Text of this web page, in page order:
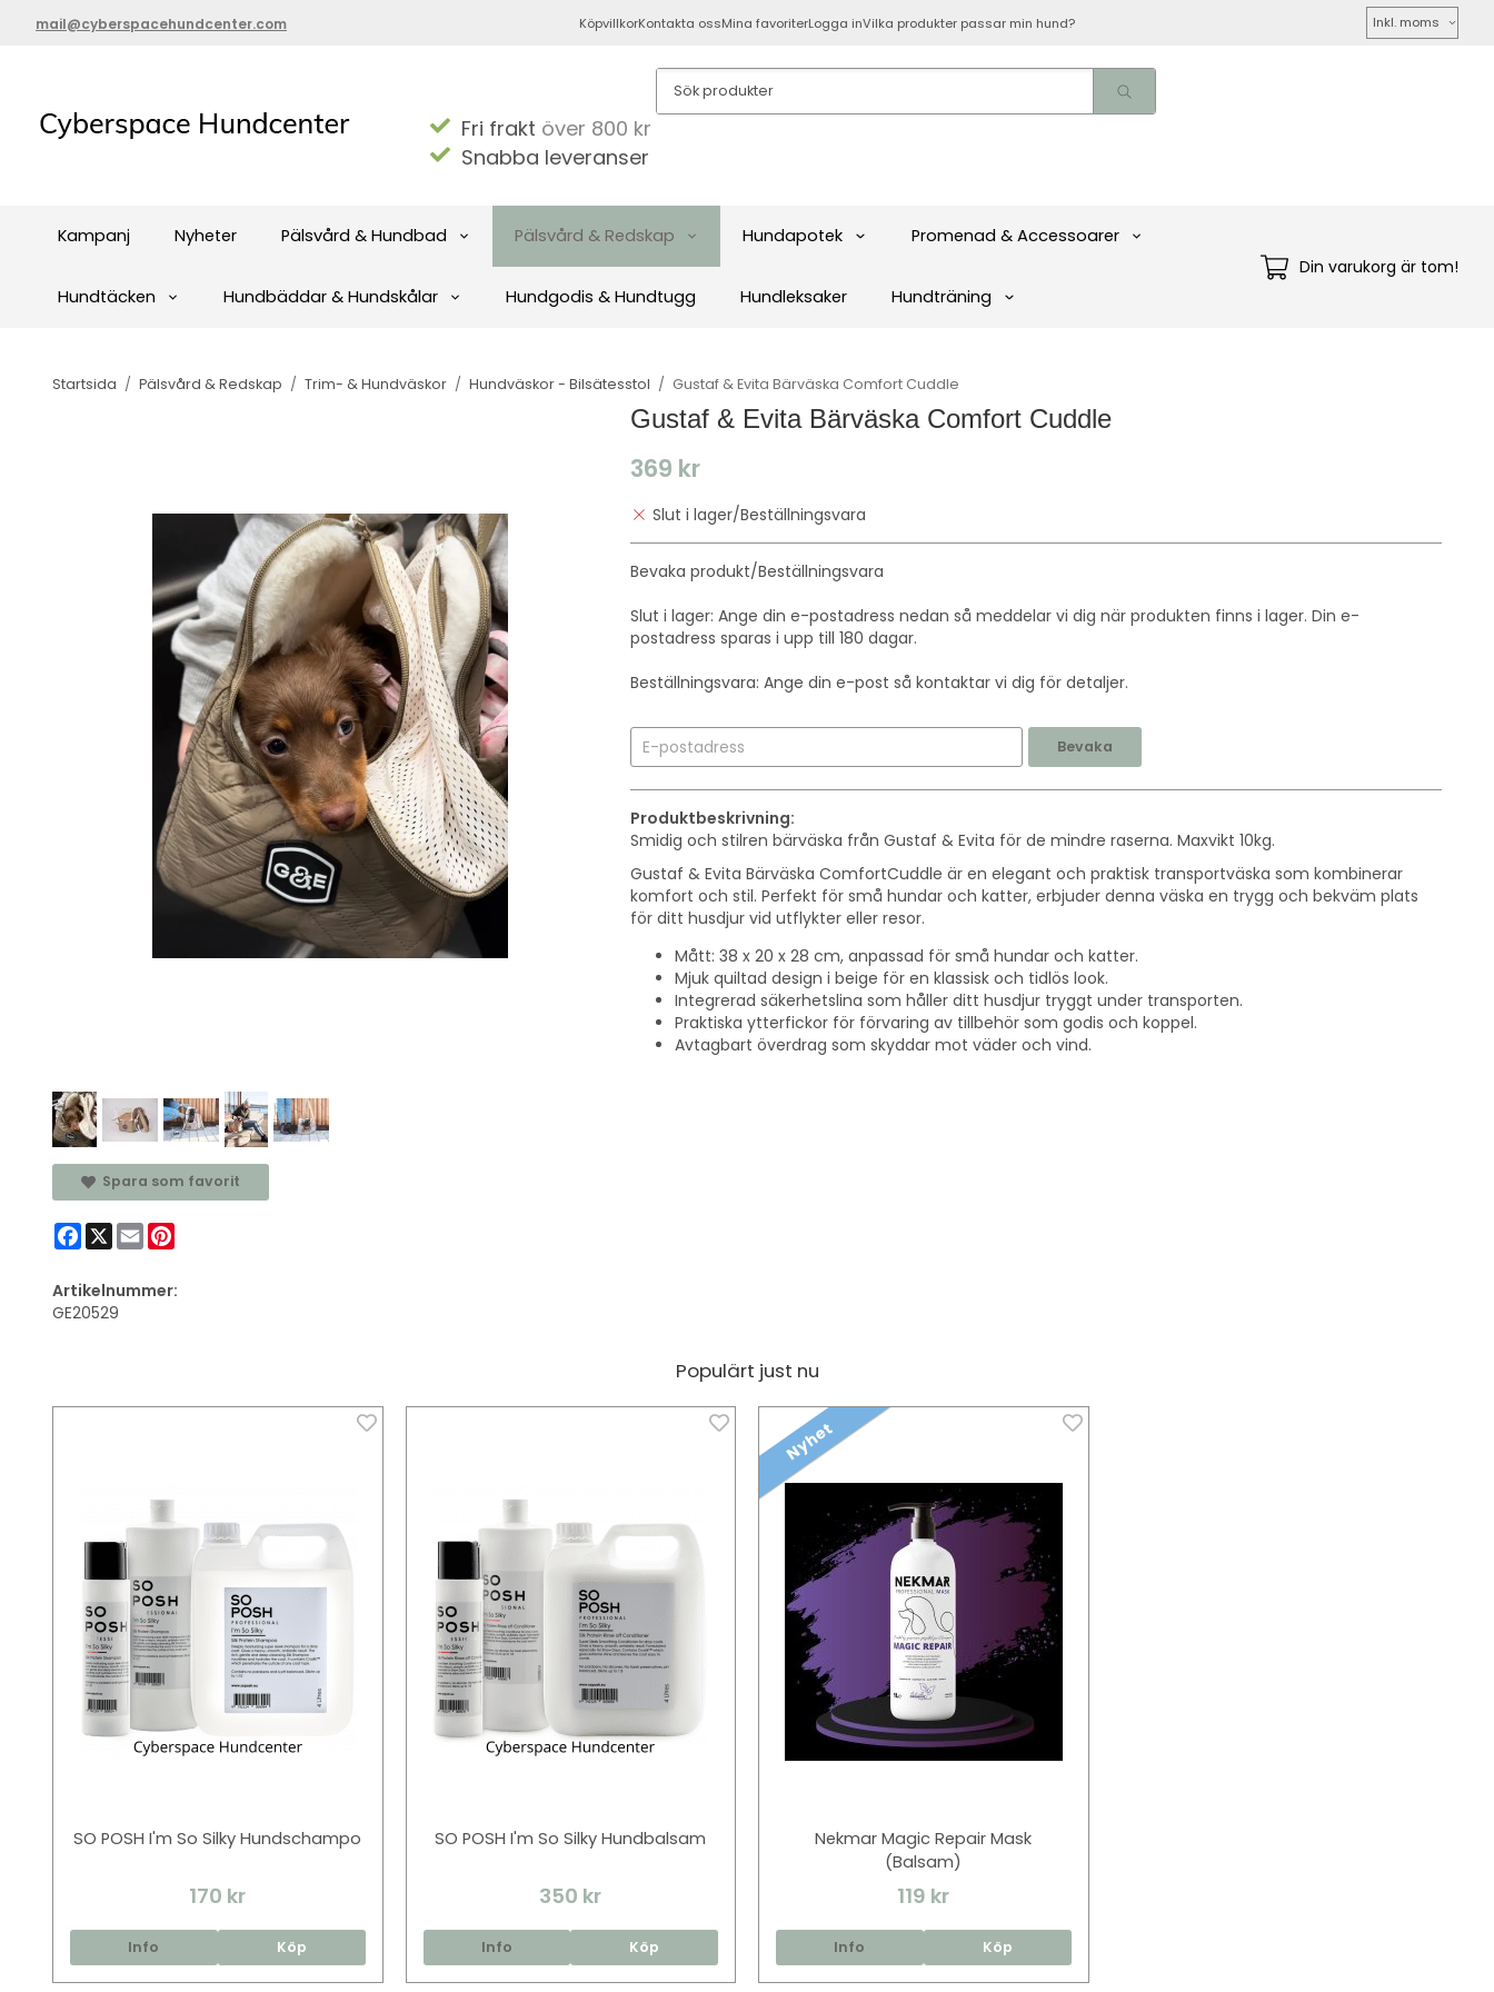
mail@cyberspacehundcenter.com KöpvillkorKontakta ossMina favoriterLogga inVilka produkter passar min hund?
Välj
moms
Fri frakt över 800 kr
Snabba leveranser
Kampanj Nyheter Pälsvård & Hundbad Pälsvård & Redskap Hundapotek Promenad & Accessoarer
Hundtäcken Hundbäddar & Hundskålar Hundgodis & Hundtugg Hundleksaker Hundträning
Din varukorg är tom!
Startsida / Pälsvård & Redskap / Trim- & Hundväskor / Hundväskor - Bilsätesstol / Gustaf & Evita Bärväska Comfort Cuddle
Gustaf & Evita Bärväska Comfort Cuddle
369 kr
Slut i lager/Beställningsvara
Bevaka produkt/Beställningsvara
Slut i lager: Ange din e-postadress nedan så meddelar vi dig när produkten finns i lager. Din e-
postadress sparas i upp till 180 dagar.
Beställningsvara: Ange din e-post så kontaktar vi dig för detaljer.
Bevaka
Produktbeskrivning:
Smidig och stilren bärväska från Gustaf & Evita för de mindre raserna. Maxvikt 10kg.
Gustaf & Evita Bärväska ComfortCuddle är en elegant och praktisk transportväska som kombinerar
komfort och stil. Perfekt för små hundar och katter, erbjuder denna väska en trygg och bekväm plats
för ditt husdjur vid utflykter eller resor.
Mått: 38 x 20 x 28 cm, anpassad för små hundar och katter.
Mjuk quiltad design i beige för en klassisk och tidlös look.
Integrerad säkerhetslina som håller ditt husdjur tryggt under transporten.
Praktiska ytterfickor för förvaring av tillbehör som godis och koppel.
Avtagbart överdrag som skyddar mot väder och vind.
Spara som favorit
Facebook
X Email
Artikelnummer:
GE20529
Populärt just nu
SO POSH I'm So Silky Hundschampo
170 kr
Info Köp
SO POSH I'm So Silky Hundbalsam
350 kr
Info Köp
Nyhet
Nekmar Magic Repair Mask
(Balsam)
119 kr
Info Köp